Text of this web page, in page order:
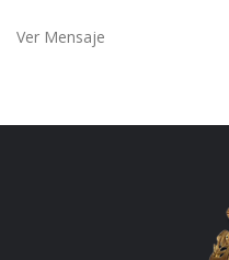
Ver Mensaje